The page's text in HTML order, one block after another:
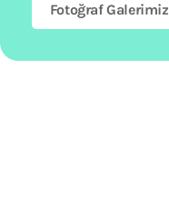
Fotoğraf Galerimiz